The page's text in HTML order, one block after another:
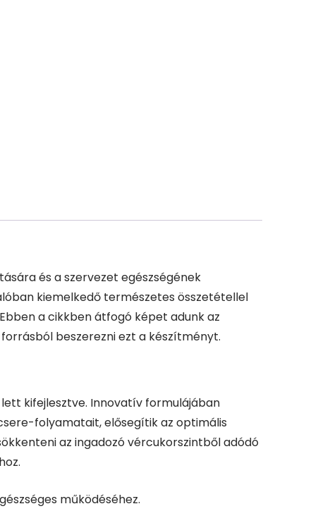
és a szervezet egészségének
kiemelkedő természetes összetétellel
a cikkben átfogó képet adunk az
beszerezni ezt a készítményt.
kifejlesztve. Innovatív formulájában
folyamatait, elősegítik az optimális
az ingadozó vércukorszintből adódó
működéséhez.